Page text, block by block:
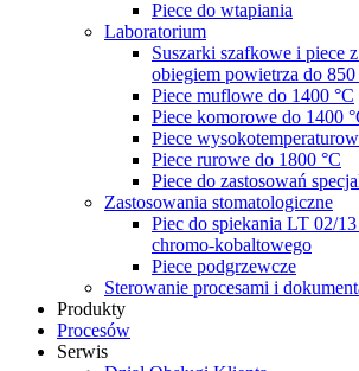
Piece do wtapiania
Laboratorium
Suszarki szafkowe i piece
obiegiem powietrza do 850
Piece muflowe do 1400 °C
Piece komorowe do 1400
Piece
Piece rurowe do 1800 °C
Piece do zastosowań
Zastosowania stomatologiczne
Piec do spiekania LT 02/
chromo-kobaltowego
Piece podgrzewcze
Sterowanie procesami i
Produkty
Procesów
Serwis